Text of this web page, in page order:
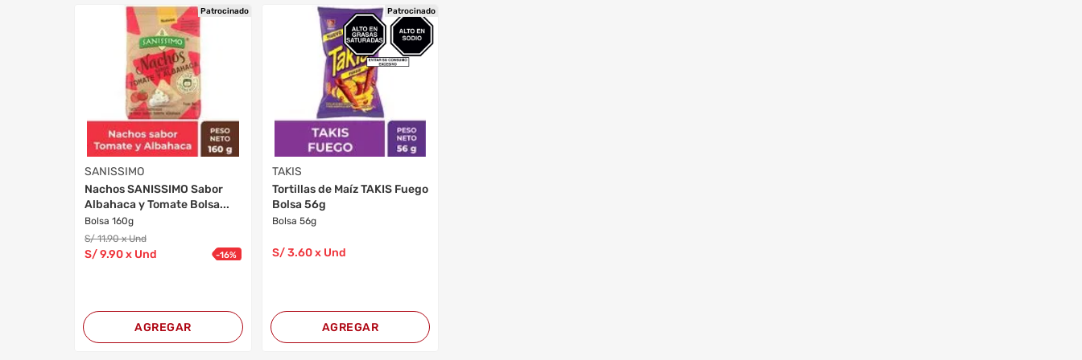
Patrocinado
SANISSIMO
Nachos SANISSIMO Sabor
Albahaca y Tomate Bolsa...
Bolsa 160g
S/11.90 x Und
S/9.90x Und -16%
AGREGAR
Patrocinado
TAKIS
Tortillas de Maíz TAKIS Fuego
Bolsa 56g
Bolsa 56g
S/3.60 x Und
AGREGAR